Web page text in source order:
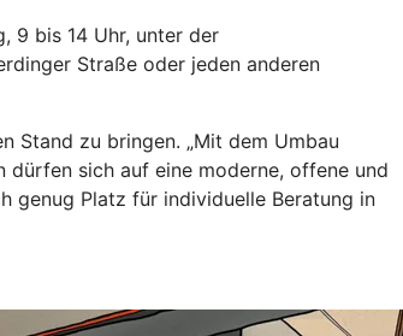
9 bis 14 Uhr, unter der
Straße oder jeden anderen
Stand zu bringen. „Mit dem Umbau
dürfen sich auf eine moderne, offene und
genug Platz für individuelle Beratung in